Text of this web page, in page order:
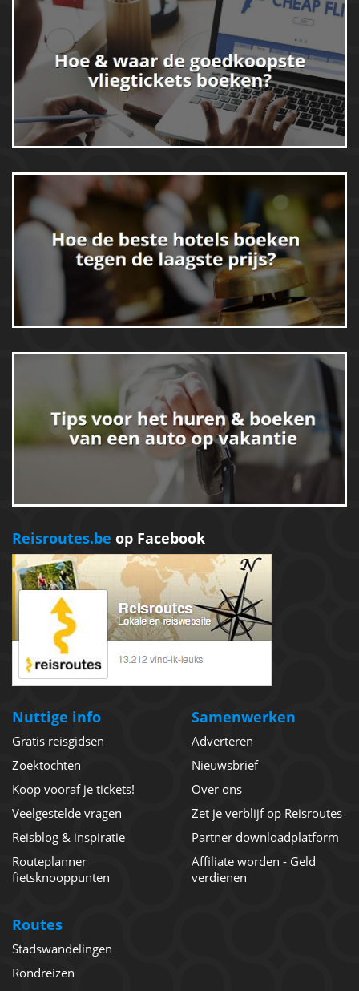
Reisroutes.be op Facebook
Nuttige info
Gratis reisgidsen
Zoektochten
Koop vooraf je tickets!
Veelgestelde vragen
Reisblog & inspiratie
Routeplanner
fietsknooppunten
Samenwerken
Adverteren
Nieuwsbrief
Over ons
Zet je verblijf op Reisroutes
Partner downloadplatform
Affiliate worden - Geld
verdienen
Routes
Stadswandelingen
Rondreizen